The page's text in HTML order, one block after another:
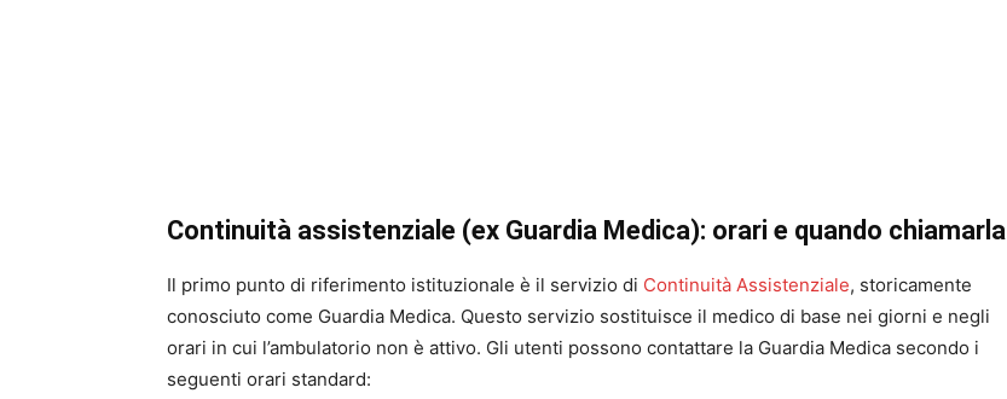
Continuità assistenziale (ex Guardia Medica): orari e quando chiamarla
Il primo punto di riferimento istituzionale è il servizio di Continuità Assistenziale, storicamente
conosciuto come Guardia Medica. Questo servizio sostituisce il medico di base nei giorni e negli
orari in cui l’ambulatorio non è attivo. Gli utenti possono contattare la Guardia Medica secondo i
seguenti orari standard: